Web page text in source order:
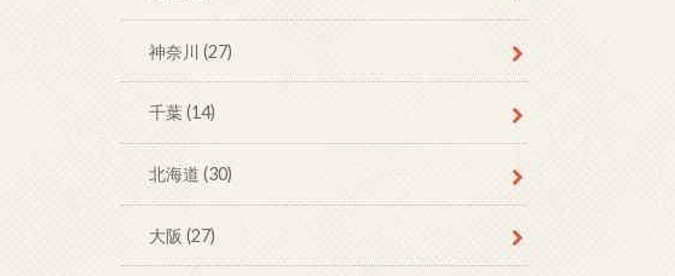
神奈川(27)
千葉(14)
北海道(30)
大阪(27)